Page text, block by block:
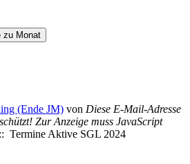
zu Monat
(Ende JM) von Diese E-Mail-Adresse
Zur Anzeige muss JavaScript
Termine Aktive SGL 2024